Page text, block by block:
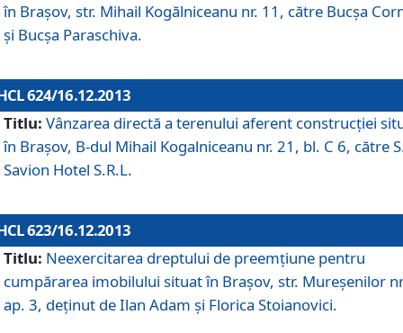
în Braşov, str. Mihail Kogălniceanu nr. 11, către Bucşa
şi Bucşa Paraschiva.
624/16.12.2013
Titlu: Vânzarea directă a terenului aferent construcţiei
în Braşov, B-dul Mihail Kogalniceanu nr. 21, bl. C 6, către
Savion Hotel S.R.L.
623/16.12.2013
Titlu: Neexercitarea dreptului de preemţiune pentru
cumpărarea imobilului situat în Braşov, str. Mureşenilor
ap. 3, deţinut de Ilan Adam şi Florica Stoianovici.